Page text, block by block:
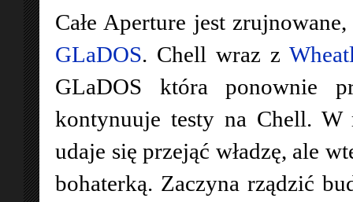
Całe Aperture jest
GLaDOS. Chell wraz z
GLaDOS która ponownie
kontynuuje testy na Chell. W
udaje się przejąć władzę, ale
bohaterką. Zaczyna rządzić